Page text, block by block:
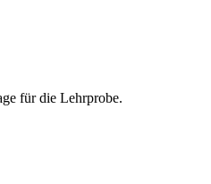
für die Lehrprobe.